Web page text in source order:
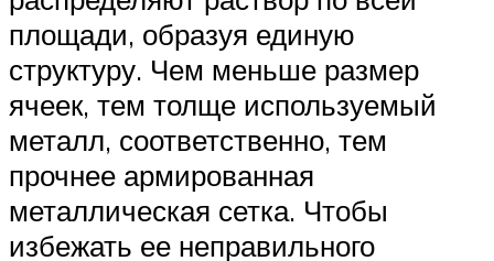
площади, образуя единую
структуру. Чем меньше размер
ячеек, тем толще используемый
металл, соответственно, тем
прочнее армированная
металлическая сетка. Чтобы
избежать ее неправильного